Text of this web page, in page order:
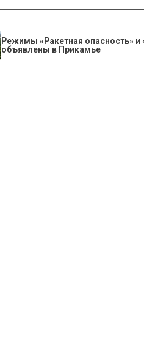
Режимы «Ракетная опасность» и
объявлены в Прикамье